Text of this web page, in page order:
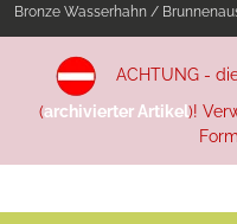
Bronze Wasserhahn /
ACHTUNG -
(archivierter Artikel)!